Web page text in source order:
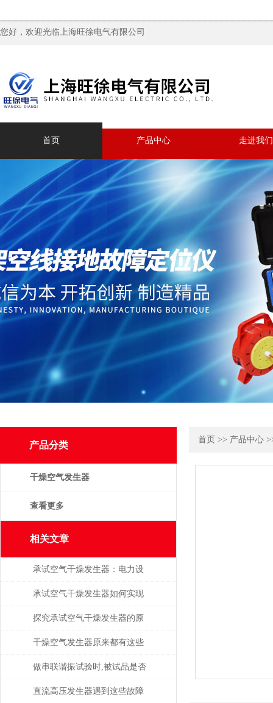
您好，欢迎光临上海旺徐电气有限公司
首页 产品中心 走进我们
产品分类
干燥空气发生器
查看更多
相关文章
承试空气干燥发生器：电力设
备绝缘维护的守护者
承试空气干燥发生器如何实现
自动化控制？
探究承试空气干燥发生器的原
理与应用
干燥空气发生器原来都有这些
性能和特点
做串联谐振试验时,被试品是否
被击穿该如何判断？
直流高压发生器遇到这些故障
首页 >> 产品中心